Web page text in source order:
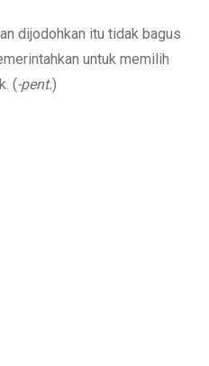
dijodohkan itu tidak bagus
untuk memilih
(-pent.)